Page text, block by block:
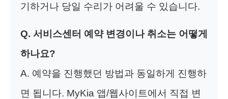
기하거나 당일 수리가 어려울 수 있습니다.
Q. 서비스센터 예약 변경이나 취소는 어떻게
하나요?
A. 예약을 진행했던 방법과 동일하게 진행하
면 됩니다. MyKia 앱/웹사이트에서 직접 변